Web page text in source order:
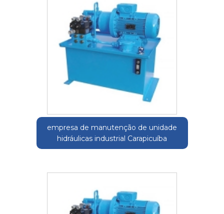
empresa de manutenção de unidade
hidráulicas industrial Carapicuíba